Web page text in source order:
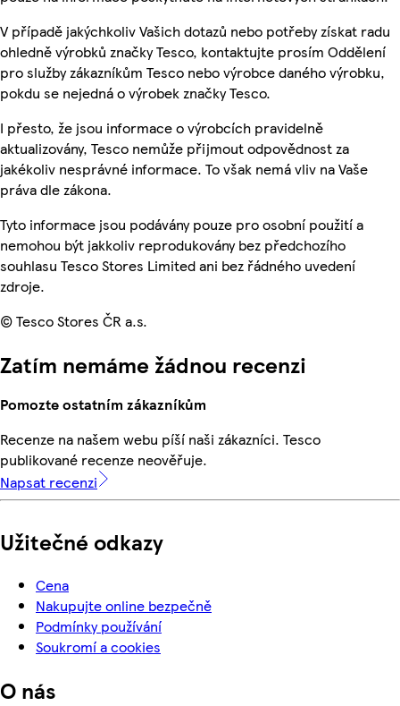
V případě jakýchkoliv Vašich dotazů nebo potřeby získat radu
ohledně výrobků značky Tesco, kontaktujte prosím Oddělení
pro služby zákazníkům Tesco nebo výrobce daného výrobku,
pokdu se nejedná o výrobek značky Tesco.
I přesto, že jsou informace o výrobcích pravidelně
aktualizovány, Tesco nemůže přijmout odpovědnost za
jakékoliv nesprávné informace. To však nemá vliv na Vaše
práva dle zákona.
Tyto informace jsou podávány pouze pro osobní použití a
nemohou být jakkoliv reprodukovány bez předchozího
souhlasu Tesco Stores Limited ani bez řádného uvedení
zdroje.
© Tesco Stores ČR a.s.
Zatím nemáme žádnou recenzi
Pomozte ostatním zákazníkům
Recenze na našem webu píší naši zákazníci. Tesco
publikované recenze neověřuje.
Napsat recenzi
Užitečné odkazy
Cena
Nakupujte online bezpečně
Podmínky používání
Soukromí a cookies
O nás